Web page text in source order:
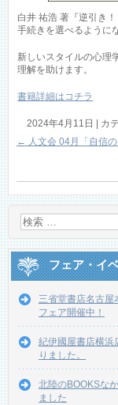
白井 祐浩 著『逆引き
手続きを選べるように
新しいスタイルの心理
理解を助けます。
書籍詳細はコチラ
2024年4月11日 カ
← 人文会 04月「自信
フェア・イ
三省堂書店名古屋
フェア開催中！
紀伊國屋書店横浜
りました。
北陸のBOOKSな
ました